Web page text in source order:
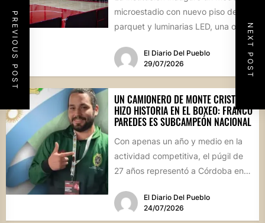
PREVIOUS POST NEXT POST
microestadio con nuevo piso de
parquet y luminarias LED, una obra
El Diario Del Pueblo
29/07/2026
UN CAMIONERO DE MONTE CRISTO
HIZO HISTORIA EN EL BOXEO: FRANCO
PAREDES ES SUBCAMPEÓN NACIONAL
Con apenas un año y medio en la
actividad competitiva, el púgil de
27 años representó a Córdoba en
El Diario Del Pueblo
24/07/2026